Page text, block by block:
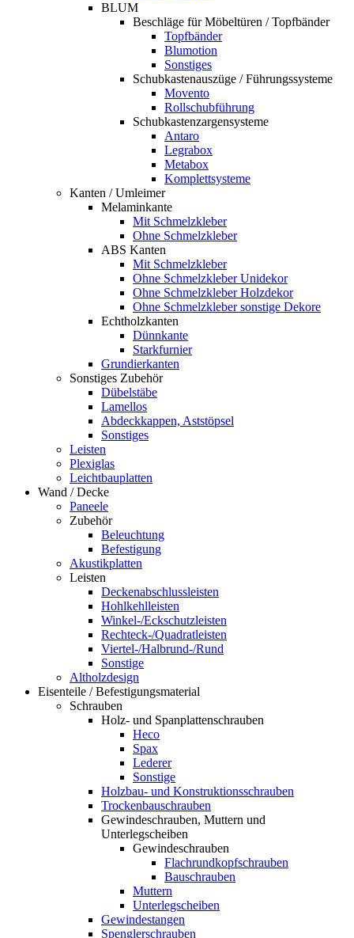
BLUM
Beschläge für Möbeltüren / Topfbänder
Topfbänder
Blumotion
Sonstiges
Schubkastenauszüge / Führungssysteme
Movento
Rollschubführung
Schubkastenzargensysteme
Antaro
Legrabox
Metabox
Komplettsysteme
Kanten / Umleimer
Melaminkante
Mit Schmelzkleber
Ohne Schmelzkleber
ABS Kanten
Mit Schmelzkleber
Ohne Schmelzkleber Unidekor
Ohne Schmelzkleber Holzdekor
Ohne Schmelzkleber sonstige Dekore
Echtholzkanten
Dünnkante
Starkfurnier
Grundierkanten
Sonstiges Zubehör
Dübelstäbe
Lamellos
Abdeckkappen, Aststöpsel
Sonstiges
Leisten
Plexiglas
Leichtbauplatten
Wand / Decke
Paneele
Zubehör
Beleuchtung
Befestigung
Akustikplatten
Leisten
Deckenabschlussleisten
Hohlkehlleisten
Winkel-/Eckschutzleisten
Rechteck-/Quadratleisten
Viertel-/Halbrund-/Rund
Sonstige
Altholzdesign
Eisenteile / Befestigungsmaterial
Schrauben
Holz- und Spanplattenschrauben
Heco
Spax
Lederer
Sonstige
Holzbau- und Konstruktionsschrauben
Trockenbauschrauben
Gewindeschrauben, Muttern und
Unterlegscheiben
Gewindeschrauben
Flachrundkopfschrauben
Bauschrauben
Muttern
Unterlegscheiben
Gewindestangen
Spenglerschrauben